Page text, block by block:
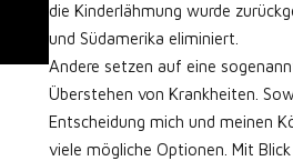
die Kinderlähmung wurde
und Südamerika eliminiert.
Andere setzen auf eine
Überstehen von Krankheiten.
Entscheidung mich und meinen
viele mögliche Optionen. Mit